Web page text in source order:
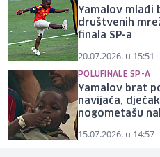
Yamalov mlađi
društvenih
finala SP-a
20.07.2026. u 15:51
POLUFINALE SP-A
Yamalov brat
navijača,
nogometašu
15.07.2026. u 14:57